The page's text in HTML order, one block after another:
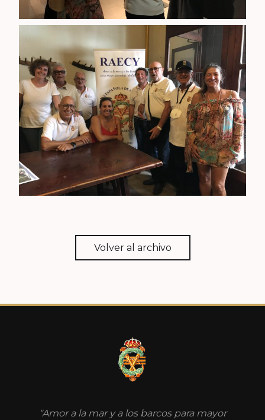
Volver al archivo
"Amor a la mar y a los barcos para mayor